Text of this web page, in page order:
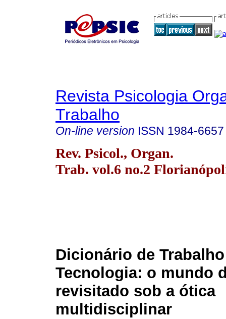
Revista Psicologia
Trabalho
On-line version ISSN 1984-6657
Rev. Psicol., Organ.
Trab. vol.6 no.2
Dicionário de
Tecnologia: o mundo
revisitado sob a ótica
multidisciplinar